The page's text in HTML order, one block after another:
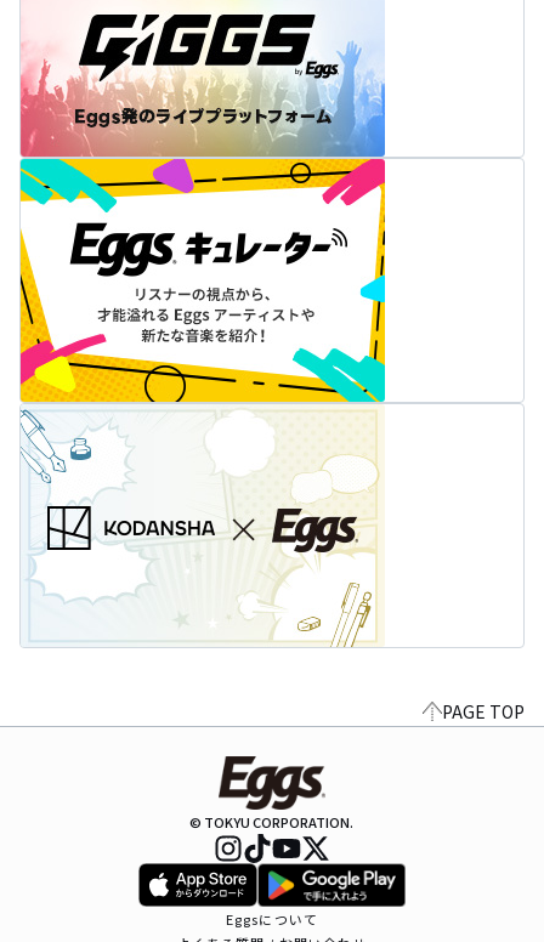
PAGE TOP
© TOKYU CORPORATION.
Eggsについて